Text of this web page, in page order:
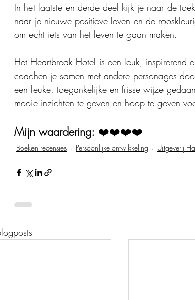
In het laatste en derde deel kijk je naar de
naar je nieuwe positieve leven en de
om echt iets van het leven te gaan maken.
Het Heartbreak Hotel is een leuk, inspirerend
coachen je samen met andere personages
een leuke, toegankelijke en frisse wijze
mooie inzichten te geven en hoop te geven
Mijn waardering: ❤️❤️❤️❤️
Boeken recensies Persoonlijke ontwikkeling Uitgeverij